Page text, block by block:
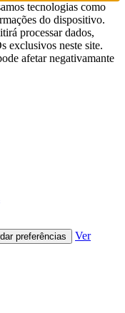
tecnologias como
do dispositivo.
processar dados,
exclusivos neste site.
afetar negativamante
preferências
Ver